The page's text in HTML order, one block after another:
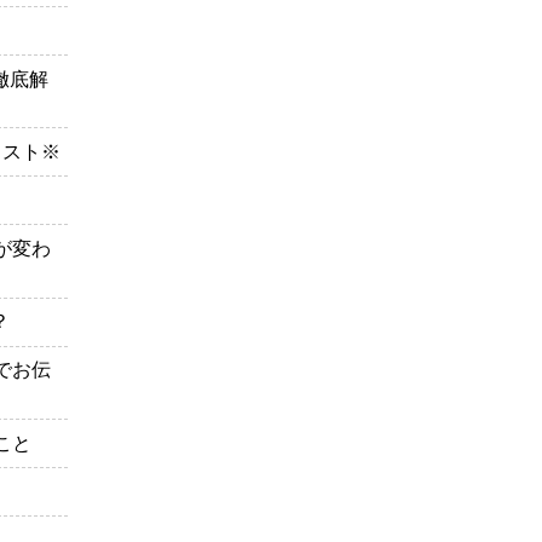
底解
スト※
変わ
お伝
と